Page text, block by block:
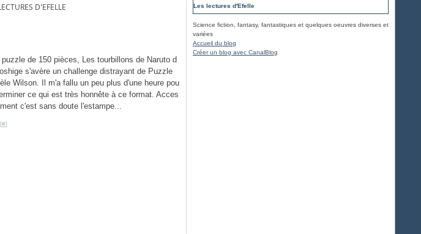
D'EFELLE
puzzle de 150 pièces, Les tourbillons de Naruto d
s'avère un challenge distrayant de Puzzle
Wilson. Il m'a fallu un peu plus d'une heure pou
ce qui est très honnête à ce format. Acces
c'est sans doute l'estampe...
#]
Les lectures d'Efelle
Science fiction, fantasy, fantastiques et quelques oeuvres diverses et
variées
Accueil du blog
Créer un blog avec CanalBlog